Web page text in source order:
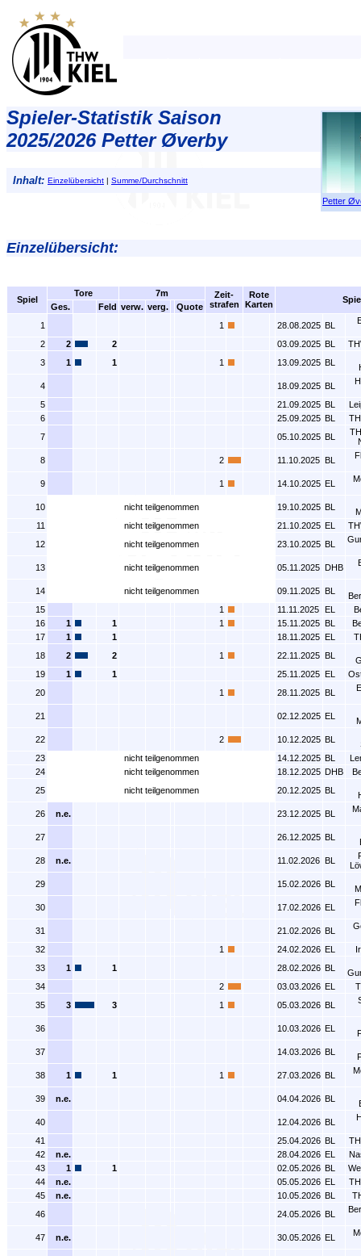
Petter
Spieler-Statistik Saison
2025/2026 Petter Øverby
Inhalt: Einzelübersicht | Summe/Durchschnitt
Einzelübersicht:
Spiel
Tore 7m
Zeit-
strafen
Rote
Karten
Ges. Feld verw. verg.
Quote
1
1 28.08.2025 BL
2 2 2 03.09.2025 BL
3
1 1 1 13.09.2025 BL
4
18.09.2025 BL
5 21.09.2025 BL
6
25.09.2025 BL
7
05.10.2025 BL
8
2 11.10.2025 BL
9 1 14.10.2025 EL
10 nicht teilgenommen 19.10.2025 BL
11
nicht teilgenommen 21.10.2025 EL
12
nicht teilgenommen 23.10.2025 BL
13 nicht teilgenommen 05.11.2025 DHB
14 nicht teilgenommen 09.11.2025 BL
15
1 11.11.2025 EL
16
1 1 1 15.11.2025 BL
17
1 1 18.11.2025 EL
18
2 2 1 22.11.2025 BL
19
1 1 25.11.2025 EL
20
1 28.11.2025 BL
21 02.12.2025 EL
22
2 10.12.2025 BL
23
nicht teilgenommen 14.12.2025 BL
24
nicht teilgenommen 18.12.2025 DHB
25
nicht teilgenommen 20.12.2025 BL
26
n.e. 23.12.2025 BL
27 26.12.2025 BL
28
n.e. 11.02.2026 BL
29
15.02.2026 BL
30
17.02.2026 EL
31 21.02.2026 BL
32 1 24.02.2026 EL
33
1 1 28.02.2026 BL
34
2 03.03.2026 EL
35
3 3 1 05.03.2026 BL
36 10.03.2026 EL
37
14.03.2026 BL
38
1 1 1 27.03.2026 BL
39 n.e. 04.04.2026 BL
40
12.04.2026 BL
41 25.04.2026 BL
42
n.e. 28.04.2026 EL
43
1 1 02.05.2026 BL
44
n.e. 05.05.2026 EL
45
n.e. 10.05.2026 BL
46
24.05.2026 BL
47 n.e. 30.05.2026 EL